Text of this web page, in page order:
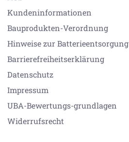
Kundeninformationen
Bauprodukten-Verordnung
Hinweise zur Batterieentsorgung
Barrierefreiheitserklärung
Datenschutz
Impressum
UBA-Bewertungs-grundlagen
Widerrufsrecht